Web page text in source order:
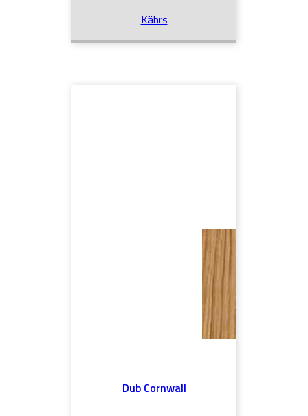
Kährs
Dub Cornwall